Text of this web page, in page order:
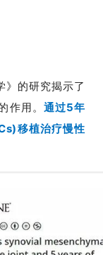
》的研究揭示了
作用。通过5年
移植治疗慢性